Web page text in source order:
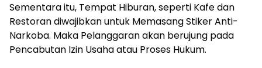
Sementara itu, Tempat Hiburan, seperti Kafe dan
Restoran diwajibkan untuk Memasang Stiker Anti-
Narkoba. Maka Pelanggaran akan berujung pada
Pencabutan Izin Usaha atau Proses Hukum.